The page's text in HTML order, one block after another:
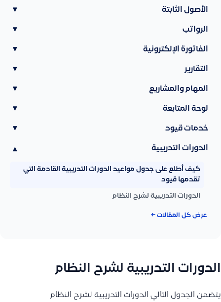
الأصول الثابتة ▾
الرواتب ▾
الفاتورة الإلكترونية ▾
التقارير ▾
المهام والمشاريع ▾
لوحة المتابعة ▾
خدمات قيود ▾
الدورات التدريبية ▾
كيف أطلع على جدول مواعيد الدورات التدريبية القادمة التي
تقدمها قيود
الدورات التدريبية لشرح النظام
عرض كل المقالات ←
الدورات التدريبية لشرح النظام
يتضمن الجدول التالي الدورات التدريبية لشرح النظام